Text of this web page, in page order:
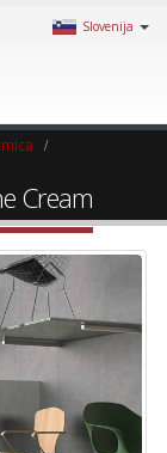
Slovenija
Cream